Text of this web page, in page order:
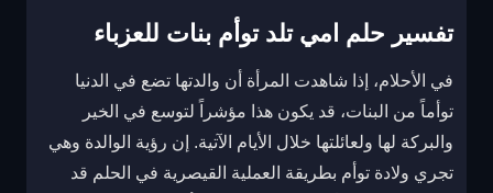
تفسير حلم امي تلد توأم بنات للعزباء
في الأحلام، إذا شاهدت المرأة أن والدتها تضع في الدنيا
توأماً من البنات، قد يكون هذا مؤشراً لتوسع في الخير
والبركة لها ولعائلتها خلال الأيام الآتية. إن رؤية الوالدة وهي
تجري ولادة توأم بطريقة العملية القيصرية في الحلم قد